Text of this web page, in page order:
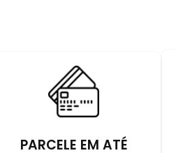
PARCELE EM ATÉ